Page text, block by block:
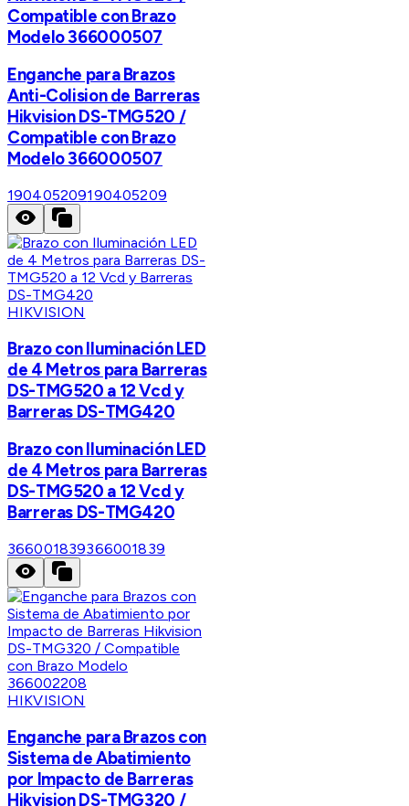
Compatible con Brazo
Modelo 366000507
Enganche para Brazos
Anti-Colision de Barreras
Hikvision DS-TMG520 /
Compatible con Brazo
Modelo 366000507
190405209190405209
HIKVISION
Brazo con Iluminación LED
de 4 Metros para Barreras
DS-TMG520 a 12 Vcd y
Barreras DS-TMG420
Brazo con Iluminación LED
de 4 Metros para Barreras
DS-TMG520 a 12 Vcd y
Barreras DS-TMG420
366001839366001839
HIKVISION
Enganche para Brazos con
Sistema de Abatimiento
por Impacto de Barreras
Hikvision DS-TMG320 /